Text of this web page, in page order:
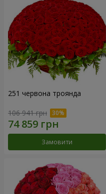
251 червона троянда
106 941 грн
Замовити